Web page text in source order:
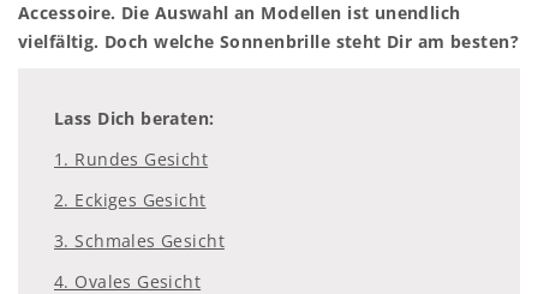
Accessoire. Die Auswahl an Modellen ist unendlich
vielfältig. Doch welche Sonnenbrille steht Dir am besten?
Lass Dich beraten:
1. Rundes Gesicht
2. Eckiges Gesicht
3. Schmales Gesicht
4. Ovales Gesicht